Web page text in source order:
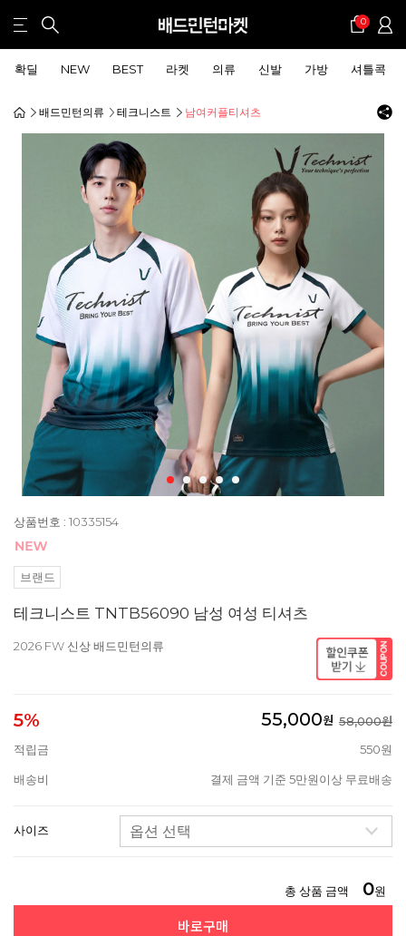
0
확딜 NEW BEST 라켓 의류 신발 가방 셔틀콕
배드민턴의류 테크니스트 남여커플티셔츠
상품번호 : 10335154
브랜드
테크니스트 TNTB56090 남성 여성 티셔츠
2026 FW 신상 배드민턴의류
5% 55,000원 58,000원
적립금
550원
배송비 결제 금액 기준 5만원이상 무료배송
사이즈
총 상품 금액 0원
바로구매